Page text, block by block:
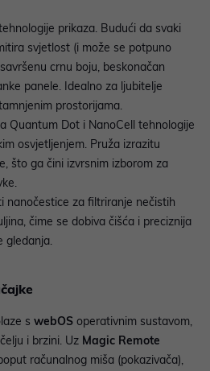
prikaza. Budući da svaki
svjetlost (i može se potpuno
crnu boju, beskonačan
panele. Idealno za ljubitelje
prostorijama.
Quantum Dot i NanoCell tehnologije
osvjetljenjem. Pruža izrazitu
što ga čini izvrsnim izborom za
nanočestice za filtriranje nečistih
čime se dobiva čišća i preciznija
gledanja.
s webOS operativnim sustavom,
i brzini. Uz Magic Remote
računalnog miša (pokazivača),